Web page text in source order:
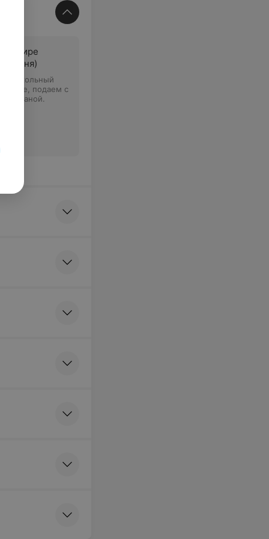
кефире
кухня)
Свекольный
кефире, подаем с
сметаной.